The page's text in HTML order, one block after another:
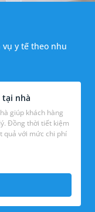
y tế theo nhu
tại nhà
giúp khách hàng
Đồng thời tiết kiệm